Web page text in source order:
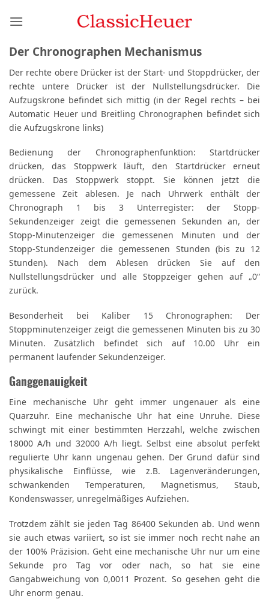
Inhalt
Der Chronographen Mechanismus
Der rechte obere Drücker ist der Start- und Stoppdrücker, der
rechte untere Drücker ist der Nullstellungsdrücker. Die
Aufzugskrone befindet sich mittig (in der Regel rechts – bei
Automatic Heuer und Breitling Chronographen befindet sich
die Aufzugskrone links)
Bedienung der Chronographenfunktion: Startdrücker
drücken, das Stoppwerk läuft, den Startdrücker erneut
drücken. Das Stoppwerk stoppt. Sie können jetzt die
gemessene Zeit ablesen. Je nach Uhrwerk enthält der
Chronograph 1 bis 3 Unterregister: der Stopp-
Sekundenzeiger zeigt die gemessenen Sekunden an, der
Stopp-Minutenzeiger die gemessenen Minuten und der
Stopp-Stundenzeiger die gemessenen Stunden (bis zu 12
Stunden). Nach dem Ablesen drücken Sie auf den
Nullstellungsdrücker und alle Stoppzeiger gehen auf „0“
zurück.
Besonderheit bei Kaliber 15 Chronographen: Der
Stoppminutenzeiger zeigt die gemessenen Minuten bis zu 30
Minuten. Zusätzlich befindet sich auf 10.00 Uhr ein
permanent laufender Sekundenzeiger.
Ganggenauigkeit
Eine mechanische Uhr geht immer ungenauer als eine
Quarzuhr. Eine mechanische Uhr hat eine Unruhe. Diese
schwingt mit einer bestimmten Herzzahl, welche zwischen
18000 A/h und 32000 A/h liegt. Selbst eine absolut perfekt
regulierte Uhr kann ungenau gehen. Der Grund dafür sind
physikalische Einflüsse, wie z.B. Lagenveränderungen,
schwankenden Temperaturen, Magnetismus, Staub,
Kondenswasser, unregelmäßiges Aufziehen.
Trotzdem zählt sie jeden Tag 86400 Sekunden ab. Und wenn
sie auch etwas variiert, so ist sie immer noch recht nahe an
der 100% Präzision. Geht eine mechanische Uhr nur um eine
Sekunde pro Tag vor oder nach, so hat sie eine
Gangabweichung von 0,0011 Prozent. So gesehen geht die
Uhr enorm genau.